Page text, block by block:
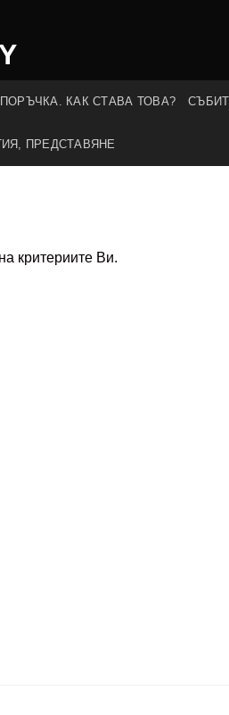
КАК СТАВА ТОВА?
ПРЕДСТАВЯНЕ
критериите Ви.